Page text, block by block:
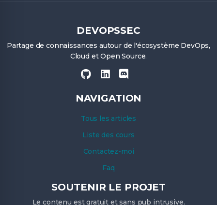
DEVOPSSEC
Partage de connaissances autour de l'écosystème DevOps,
Cloud et Open Source.
NAVIGATION
Tous les articles
Liste des cours
Contactez-moi
Faq
SOUTENIR LE PROJET
Le contenu est gratuit et sans pub intrusive.